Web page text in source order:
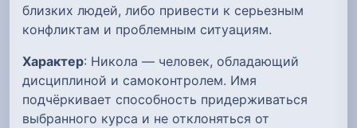
близких людей, либо привести к серьезным
конфликтам и проблемным ситуациям.
Характер: Никола — человек, обладающий
дисциплиной и самоконтролем. Имя
подчёркивает способность придерживаться
выбранного курса и не отклоняться от